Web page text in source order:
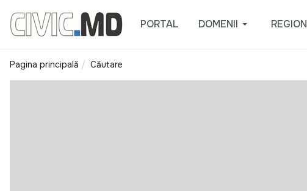
PORTAL DOMENII
Pagina principală Căutare